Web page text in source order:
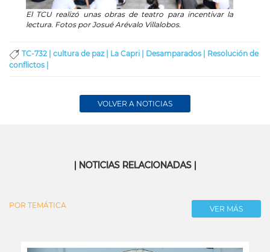
El TCU realizó unas obras de teatro para incentivar la
lectura. Fotos por Josué Arévalo Villalobos.
TC-732 | cultura de paz | La Capri | Desamparados | Resolución de
conflictos |
VOLVER A NOTICIAS
| NOTICIAS RELACIONADAS |
POR TEMÁTICA VER MÁS